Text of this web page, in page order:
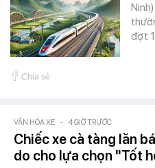
đợt
Chia sẻ
VĂN HÓA XE - 4 GIỜ TRƯỚC
Chiếc xe cà tàng lăn
do cho lựa chọn "Tốt